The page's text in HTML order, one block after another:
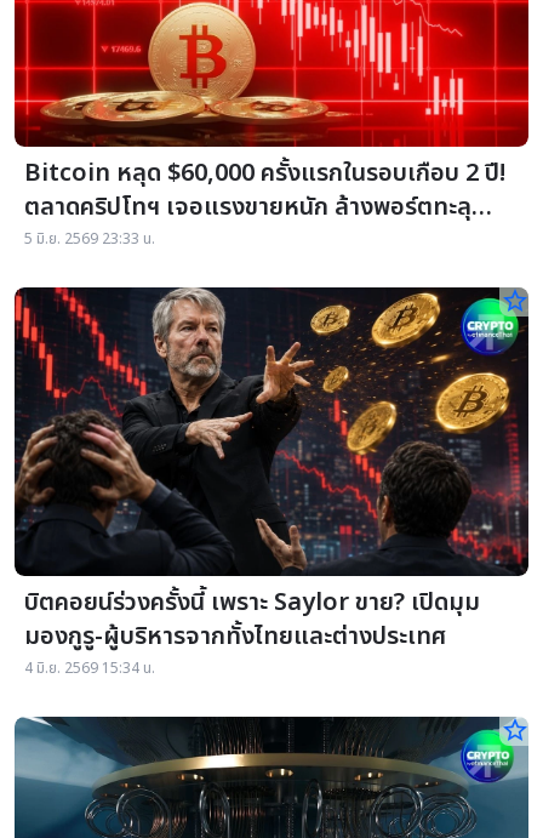
Bitcoin หลุด $60,000 ครั้งแรกในรอบเกือบ 2 ปี!
ตลาดคริปโทฯ เจอแรงขายหนัก ล้างพอร์ตทะลุ
$1.5 พันล้าน
5 มิ.ย. 2569 23:33 น.
star_border
บิตคอยน์ร่วงครั้งนี้ เพราะ Saylor ขาย? เปิดมุม
มองกูรู-ผู้บริหารจากทั้งไทยและต่างประเทศ
4 มิ.ย. 2569 15:34 น.
star_border